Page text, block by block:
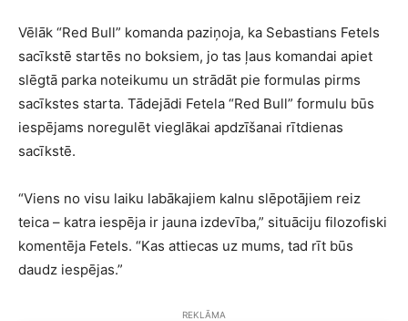
Vēlāk “Red Bull” komanda paziņoja, ka Sebastians Fetels
sacīkstē startēs no boksiem, jo tas ļaus komandai apiet
slēgtā parka noteikumu un strādāt pie formulas pirms
sacīkstes starta. Tādejādi Fetela “Red Bull” formulu būs
iespējams noregulēt vieglākai apdzīšanai rītdienas
sacīkstē.
“Viens no visu laiku labākajiem kalnu slēpotājiem reiz
teica – katra iespēja ir jauna izdevība,” situāciju filozofiski
komentēja Fetels. “Kas attiecas uz mums, tad rīt būs
daudz iespējas.”
REKLĀMA